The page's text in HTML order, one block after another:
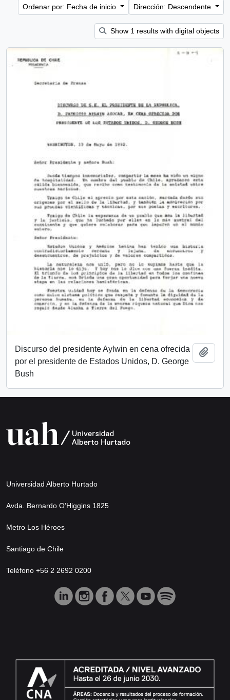
Ordenar por: Fecha de inicio
Dirección: Descendente
Show 1 results with digital objects
Discurso del presidente Aylwin en cena ofrecida
por el presidente de Estados Unidos, D. George
Bush
Universidad Alberto Hurtado
Avda. Bernardo O’Higgins 1825
Metro Los Héroes
Santiago de Chile
Teléfono +56 2 2692 0200